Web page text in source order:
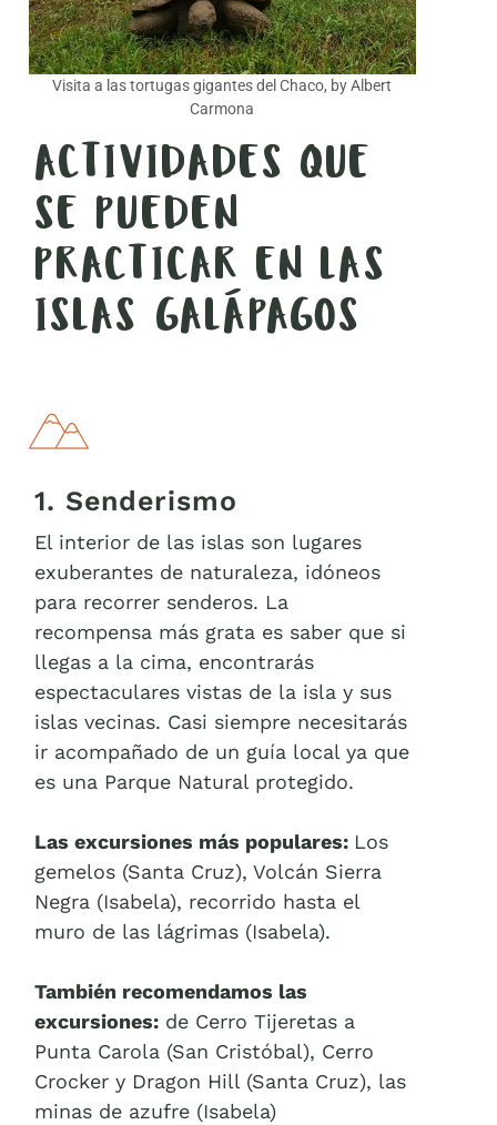
Visita a las tortugas gigantes del Chaco, by Albert
Carmona
ACTIVIDADES QUE
SE PUEDEN
PRACTICAR EN LAS
ISLAS GALÁPAGOS
1. Senderismo
El interior de las islas son lugares
exuberantes de naturaleza, idóneos
para recorrer senderos. La
recompensa más grata es saber que si
llegas a la cima, encontrarás
espectaculares vistas de la isla y sus
islas vecinas. Casi siempre necesitarás
ir acompañado de un guía local ya que
es una Parque Natural protegido.
Las excursiones más populares: Los
gemelos (Santa Cruz), Volcán Sierra
Negra (Isabela), recorrido hasta el
muro de las lágrimas (Isabela).
También recomendamos las
excursiones: de Cerro Tijeretas a
Punta Carola (San Cristóbal), Cerro
Crocker y Dragon Hill (Santa Cruz), las
minas de azufre (Isabela)